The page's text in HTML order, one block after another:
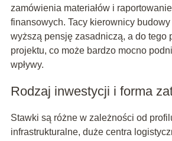
zamówienia materiałów i
finansowych. Tacy kierownicy
wyższą pensję zasadniczą, a do tego
projektu, co może bardzo mocno
wpływy.
Rodzaj inwestycji i forma
Stawki są różne w zależności od
infrastrukturalne, duże centra